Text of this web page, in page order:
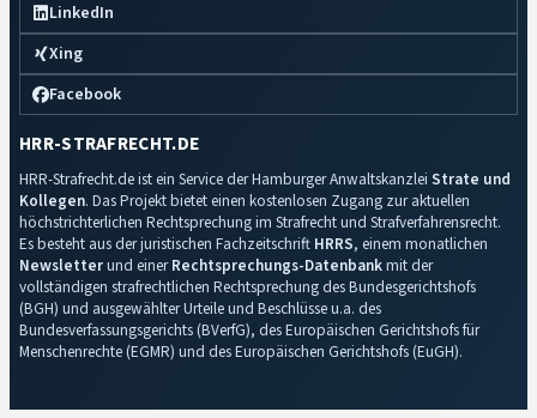
LinkedIn
Xing
Facebook
HRR-STRAFRECHT.DE
HRR-Strafrecht.de ist ein Service der Hamburger Anwaltskanzlei Strate und
Kollegen. Das Projekt bietet einen kostenlosen Zugang zur aktuellen
höchstrichterlichen Rechtsprechung im Strafrecht und Strafverfahrensrecht.
Es besteht aus der juristischen Fachzeitschrift HRRS, einem monatlichen
Newsletterund einerRechtsprechungs-Datenbankmit der
vollständigen strafrechtlichen Rechtsprechung des Bundesgerichtshofs
(BGH) und ausgewählter Urteile und Beschlüsse u.a. des
Bundesverfassungsgerichts (BVerfG), des Europäischen Gerichtshofs für
Menschenrechte (EGMR) und des Europäischen Gerichtshofs (EuGH).